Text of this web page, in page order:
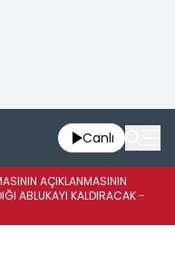
Canlı
AÇIKLANMASININ
ABLUKAYI KALDIRACAK -